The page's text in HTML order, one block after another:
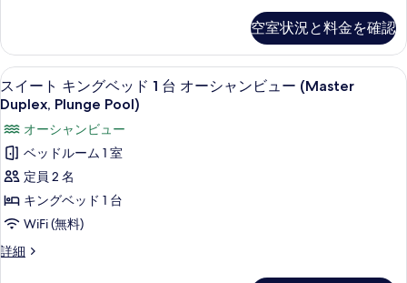
真
を
表
示
す
る
す
べ
て
の
写
真
を
表
示
Pool)
の
詳
細
ト
キ
ン
ベ
ッ
ド
1
台
バ
ン
シ
ャ
ル
イ
ー
ト
キ
ン
ベ
ッ
ド
空室状況と料金を確認
ス
イ
ー
ト
キ
ン
グ
ベ
スイート キングベッド 1 台 オーシ
10
スイート キングベッド 1 台 オーシャンビュー (Master
Duplex, Plunge Pool)
オーシャンビュー
ベッドルーム 1 室
定員 2 名
キングベッド 1 台
WiFi (無料)
詳細
ス